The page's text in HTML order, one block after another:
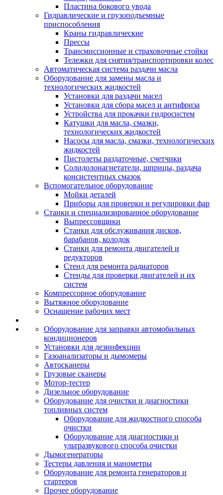
Пластина бокового увода
Гидравлические и грузоподъемные
приспособления
Краны гидравлические
Прессы
Трансмиссионные и страховочные стойки
Тележки для снятия/транспортировки колес
Автоматическая система раздачи масла
Оборудование для замены масла и
технологических жидкостей
Установки для раздачи масел
Установки для сбора масел и антифриза
Устройства для прокачки гидросистем
Катушки для масла, смазки,
технологических жидкостей
Насосы для масла, смазки, технологических
жидкостей
Пистолеты раздаточные, счетчики
Солидолонагнетатели, шприцы, раздача
консистентных смазок
Вспомогательное оборудование
Мойки деталей
Приборы для проверки и регулировки фар
Станки и специализированное оборудование
Выпрессовщики
Станки для обслуживания дисков,
барабанов, колодок
Станки для ремонта двигателей и
редукторов
Стенд для ремонта радиаторов
Стенды для проверки двигателей и их
систем
Компрессорное оборудование
Вытяжное оборудование
Оснащение рабочих мест
Оборудование для заправки автомобильных
кондиционеров
Установки для дезинфекции
Газоанализаторы и дымомеры
Автосканеры
Грузовые сканеры
Мотор-тестер
Дизельное оборудование
Оборудование для очистки и диагностики
топливных систем
Оборудование для жидкостного способа
очистки
Оборудование для диагностики и
ультразвукового способа очистки
Дымогенераторы
Тестеры давления и манометры
Оборудование для ремонта генераторов и
стартеров
Прочее оборудование